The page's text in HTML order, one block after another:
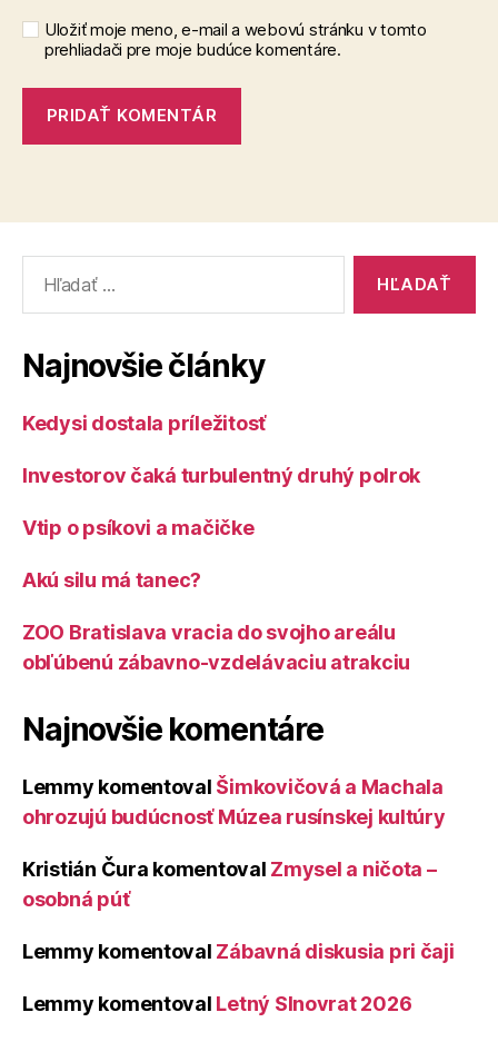
Uložiť moje meno, e-mail a webovú stránku v tomto
prehliadači pre moje budúce komentáre.
Najnovšie články
Kedysi dostala príležitosť
Investorov čaká turbulentný druhý polrok
Vtip o psíkovi a mačičke
Akú silu má tanec?
ZOO Bratislava vracia do svojho areálu
obľúbenú zábavno-vzdelávaciu atrakciu
Najnovšie komentáre
Lemmy komentoval Šimkovičová a Machala
ohrozujú budúcnosť Múzea rusínskej kultúry
Kristián Čura komentoval Zmysel a ničota –
osobná púť
Lemmy komentoval Zábavná diskusia pri čaji
Lemmy komentoval Letný Slnovrat 2026